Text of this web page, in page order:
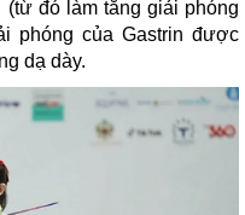
(từ đó làm tăng giải phóng
phóng của Gastrin được
dạ dày.